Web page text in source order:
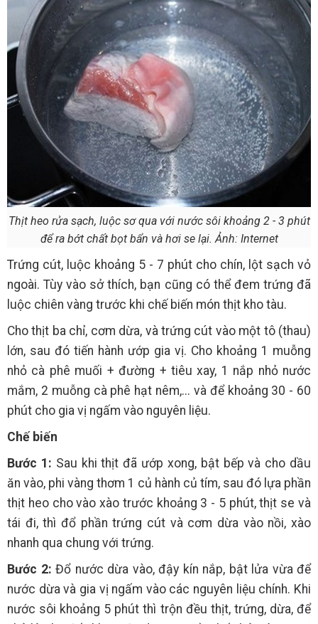
Thịt heo rửa sạch, luộc sơ qua với nước sôi khoảng 2 - 3 phút
để ra bớt chất bọt bẩn và hơi se lại. Ảnh: Internet
Trứng cút, luộc khoảng 5 - 7 phút cho chín, lột sạch vỏ
ngoài. Tùy vào sở thích, bạn cũng có thể đem trứng đã
luộc chiên vàng trước khi chế biến món thịt kho tàu.
Cho thịt ba chỉ, cơm dừa, và trứng cút vào một tô (thau)
lớn, sau đó tiến hành ướp gia vị. Cho khoảng 1 muỗng
nhỏ cà phê muối + đường + tiêu xay, 1 nắp nhỏ nước
mắm, 2 muỗng cà phê hạt nêm,... và để khoảng 30 - 60
phút cho gia vị ngấm vào nguyên liệu.
Chế biến
Bước 1: Sau khi thịt đã ướp xong, bật bếp và cho dầu
ăn vào, phi vàng thơm 1 củ hành củ tím, sau đó lựa phần
thịt heo cho vào xào trước khoảng 3 - 5 phút, thịt se và
tái đi, thì đổ phần trứng cút và cơm dừa vào nồi, xào
nhanh qua chung với trứng.
Bước 2: Đổ nước dừa vào, đậy kín nắp, bật lửa vừa để
nước dừa và gia vị ngấm vào các nguyên liệu chính. Khi
nước sôi khoảng 5 phút thì trộn đều thịt, trứng, dừa, để